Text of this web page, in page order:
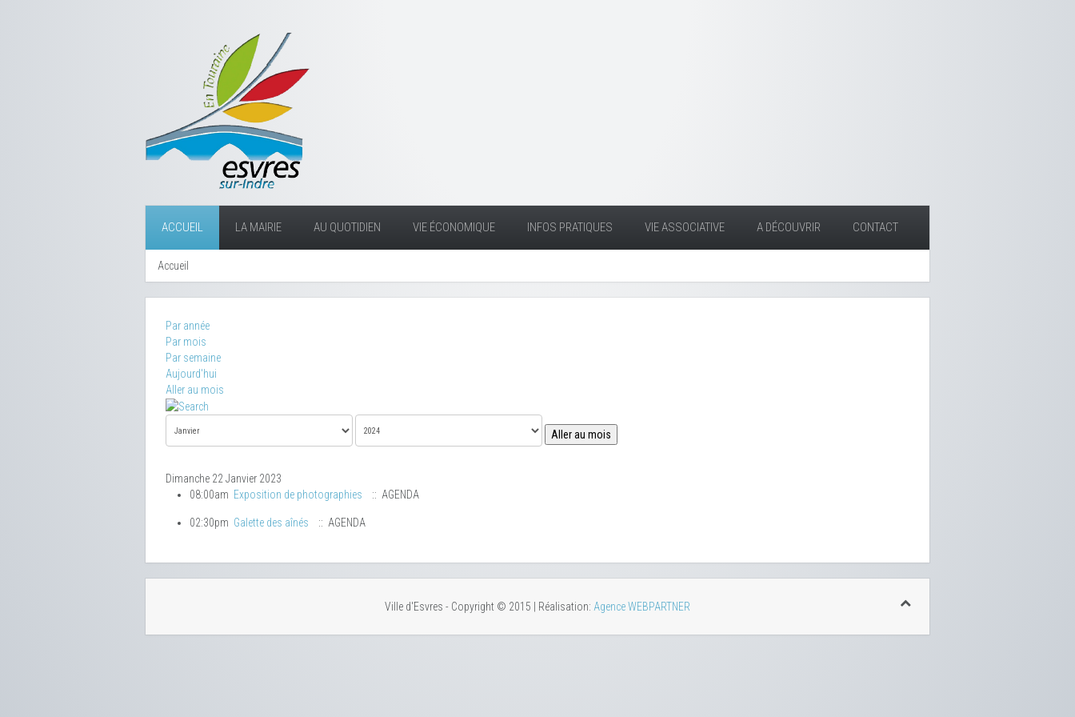
ACCUEIL LA MAIRIE AU QUOTIDIEN VIE ÉCONOMIQUE INFOS PRATIQUES VIE ASSOCIATIVE A DÉCOUVRIR CONTACT
Accueil
Par année
Par mois
Par semaine
Aujourd'hui
Aller au mois
Aller au mois
Dimanche 22 Janvier 2023
08:00am Exposition de photographies :: AGENDA
02:30pm Galette des aînés :: AGENDA
Ville d'Esvres - Copyright © 2015 | Réalisation: Agence WEBPARTNER